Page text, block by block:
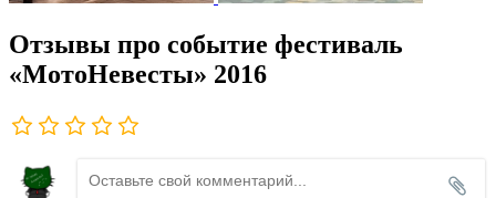
Отзывы про событие фестиваль
«МотоНевесты» 2016